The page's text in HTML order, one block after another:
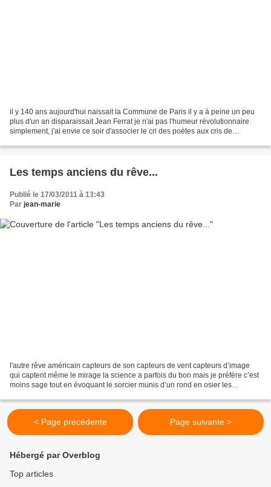
il y 140 ans aujourd'hui naissait la Commune de Paris il y a à peine un peu
plus d'un an disparaissait Jean Ferrat je n'ai pas l'humeur révolutionnaire
simplement, j'ai envie ce soir d'associer le cri des poètes aux cris de
Les temps anciens du rêve...
Publié le 17/03/2011 à 13:43
Par jean-marie
l'autre rêve américain capteurs de son capteurs de vent capteurs d’image
qui captent même le mirage la science a parfois du bon mais je préfère c’est
moins sage tout en évoquant le sorcier munis d’un rond en osier les
< Page précédente Page suivante >
Hébergé par Overblog
Top articles